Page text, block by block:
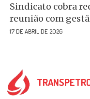
Sindicato cobra
reunião com
17 DE ABRIL DE 2026